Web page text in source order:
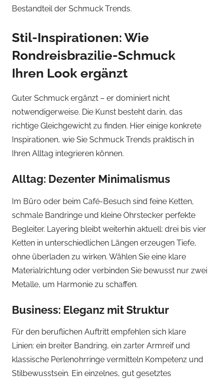
Bestandteil der Schmuck Trends.
Stil-Inspirationen: Wie
Rondreisbrazilie-Schmuck
Ihren Look ergänzt
Guter Schmuck ergänzt – er dominiert nicht
notwendigerweise. Die Kunst besteht darin, das
richtige Gleichgewicht zu finden. Hier einige konkrete
Inspirationen, wie Sie Schmuck Trends praktisch in
Ihren Alltag integrieren können.
Alltag: Dezenter Minimalismus
Im Büro oder beim Café-Besuch sind feine Ketten,
schmale Bandringe und kleine Ohrstecker perfekte
Begleiter. Layering bleibt weiterhin aktuell: drei bis vier
Ketten in unterschiedlichen Längen erzeugen Tiefe,
ohne überladen zu wirken. Wählen Sie eine klare
Materialrichtung oder verbinden Sie bewusst nur zwei
Metalle, um Harmonie zu schaffen.
Business: Eleganz mit Struktur
Für den beruflichen Auftritt empfehlen sich klare
Linien: ein breiter Bandring, ein zarter Armreif und
klassische Perlenohrringe vermitteln Kompetenz und
Stilbewusstsein. Ein einzelnes, gut gesetztes